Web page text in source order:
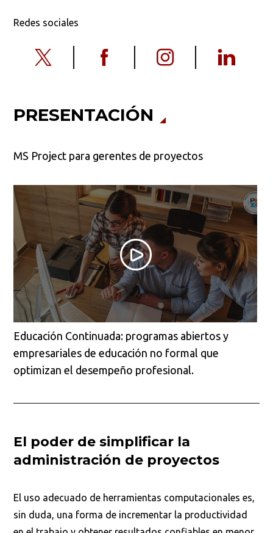
Redes sociales
PRESENTACIÓN
MS Project para gerentes de proyectos
Educación Continuada: programas abiertos y
empresariales de educación no formal que
optimizan el desempeño profesional.
El poder de simplificar la
administración de proyectos
El uso adecuado de herramientas computacionales es,
sin duda, una forma de incrementar la productividad